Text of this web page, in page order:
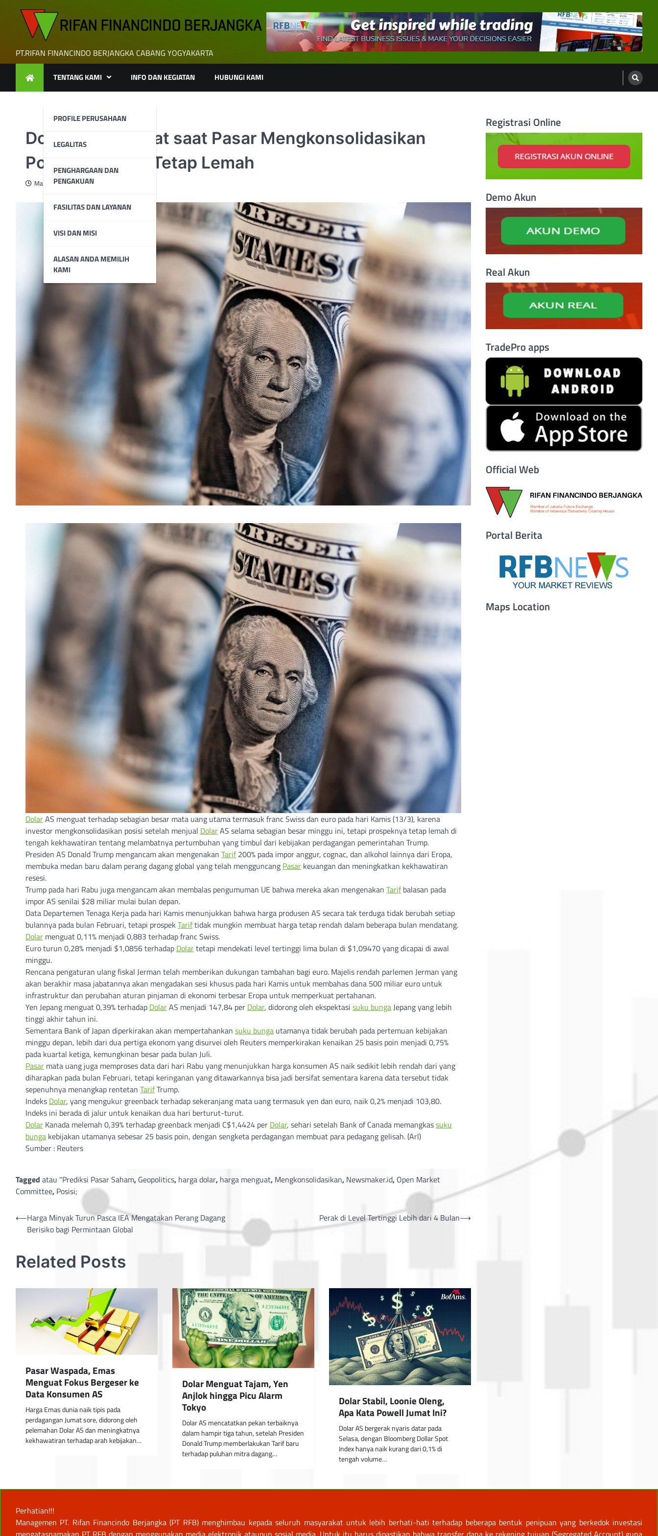
PT.RIFAN FINANCINDO BERJANGKA CABANG YOGYAKARTA
TENTANG KAMI
PROFILE PERUSAHAAN
LEGALITAS
PENGHARGAAN DAN
PENGAKUAN
FASILITAS DAN LAYANAN
VISI DAN MISI
ALASAN ANDA MEMILIH
KAMI
INFO DAN KEGIATAN HUBUNGI KAMI
Dolar AS Menguat saat Pasar Mengkonsolidasikan
Posisi; Prospek Tetap Lemah
March 14, 2025
DolarAS menguat terhadap sebagian besar mata uang utama termasuk franc Swiss dan euro pada hari Kamis (13/3), karena
investor mengkonsolidasikan posisi setelah menjual DolarAS selama sebagian besar minggu ini, tetapi prospeknya tetap lemah di
tengah kekhawatiran tentang melambatnya pertumbuhan yang timbul dari kebijakan perdagangan pemerintahan Trump.
Presiden AS Donald Trump mengancam akan mengenakan Tarif200% pada impor anggur, cognac, dan alkohol lainnya dari Eropa,
membuka medan baru dalam perang dagang global yang telah mengguncang Pasar keuangan dan meningkatkan kekhawatiran
resesi.
Trump pada hari Rabu juga mengancam akan membalas pengumuman UE bahwa mereka akan mengenakan Tarifbalasan pada
impor AS senilai $28 miliar mulai bulan depan.
Data Departemen Tenaga Kerja pada hari Kamis menunjukkan bahwa harga produsen AS secara tak terduga tidak berubah setiap
bulannya pada bulan Februari, tetapi prospek Tariftidak mungkin membuat harga tetap rendah dalam beberapa bulan mendatang.
Dolar menguat 0,11% menjadi 0,883 terhadap franc Swiss.
Euro turun 0,28% menjadi $1,0856 terhadap Dolartetapi mendekati level tertinggi lima bulan di $1,09470 yang dicapai di awal
minggu.
Rencana pengaturan ulang fiskal Jerman telah memberikan dukungan tambahan bagi euro. Majelis rendah parlemen Jerman yang
akan berakhir masa jabatannya akan mengadakan sesi khusus pada hari Kamis untuk membahas dana 500 miliar euro untuk
infrastruktur dan perubahan aturan pinjaman di ekonomi terbesar Eropa untuk memperkuat pertahanan.
Yen Jepang menguat 0,39% terhadap DolarAS menjadi 147,84 per Dolar, didorong oleh ekspektasi suku bungaJepang yang lebih
tinggi akhir tahun ini.
Sementara Bank of Japan diperkirakan akan mempertahankan suku bunga utamanya tidak berubah pada pertemuan kebijakan
minggu depan, lebih dari dua pertiga ekonom yang disurvei oleh Reuters memperkirakan kenaikan 25 basis poin menjadi 0,75%
pada kuartal ketiga, kemungkinan besar pada bulan Juli.
Pasar mata uang juga memproses data dari hari Rabu yang menunjukkan harga konsumen AS naik sedikit lebih rendah dari yang
diharapkan pada bulan Februari, tetapi keringanan yang ditawarkannya bisa jadi bersifat sementara karena data tersebut tidak
sepenuhnya menangkap rentetan TarifTrump.
Indeks Dolar, yang mengukur greenback terhadap sekeranjang mata uang termasuk yen dan euro, naik 0,2% menjadi 103,80.
Indeks ini berada di jalur untuk kenaikan dua hari berturut-turut.
Dolar Kanada melemah 0,39% terhadap greenback menjadi C$1,4424 per Dolar, sehari setelah Bank of Canada memangkassuku
bunga kebijakan utamanya sebesar 25 basis poin, dengan sengketa perdagangan membuat para pedagang gelisah. (Arl)
Sumber : Reuters
Tagged atau "Prediksi Pasar Saham, Geopolitics, harga dolar, harga menguat, Mengkonsolidasikan, Newsmaker.id, Open Market
Committee, Posisi;
Post
navigation
⟵Harga Minyak Turun Pasca IEA Mengatakan Perang Dagang
Berisiko bagi Permintaan Global
Perak di Level Tertinggi Lebih dari 4 Bulan⟶
Related Posts
Pasar Waspada, Emas
Menguat Fokus Bergeser ke
Data Konsumen AS
Harga Emas dunia naik tipis pada
perdagangan Jumat sore, didorong oleh
pelemahan Dolar AS dan meningkatnya
kekhawatiran terhadap arah kebijakan…
Dolar Menguat Tajam, Yen
Anjlok hingga Picu Alarm
Tokyo
Dolar AS mencatatkan pekan terbaiknya
dalam hampir tiga tahun, setelah Presiden
Donald Trump memberlakukan Tarif baru
terhadap puluhan mitra dagang…
Dolar Stabil, Loonie Oleng,
Apa Kata Powell Jumat Ini?
Dolar AS bergerak nyaris datar pada
Selasa, dengan Bloomberg Dollar Spot
Index hanya naik kurang dari 0,1% di
tengah volume…
Registrasi Online
Demo Akun
Real Akun
TradePro apps
Official Web
Portal Berita
Maps Location
Perhatian!!!
Managemen PT. Rifan Financindo Berjangka (PT RFB) menghimbau kepada seluruh masyarakat untuk lebih berhati-hati terhadap beberapa bentuk penipuan yang berkedok investasi